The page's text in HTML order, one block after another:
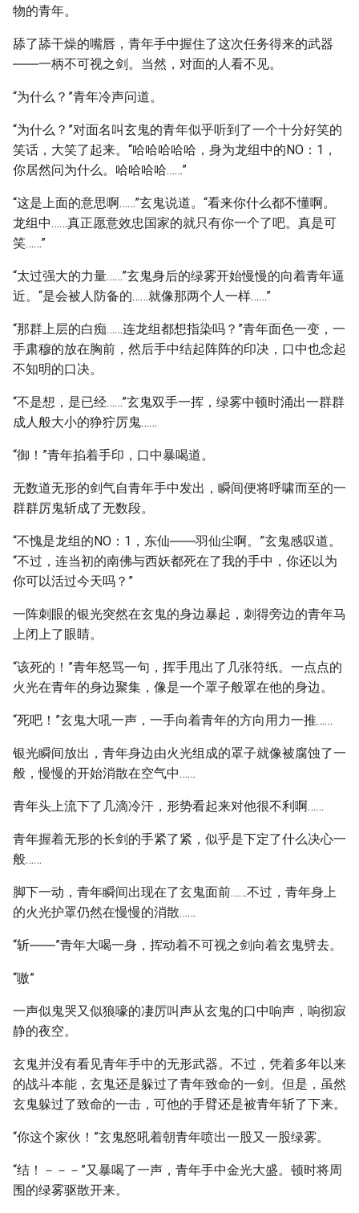
物的青年。
舔了舔干燥的嘴唇，青年手中握住了这次任务得来的武器
――一柄不可视之剑。当然，对面的人看不见。
“为什么？”青年冷声问道。
“为什么？”对面名叫玄鬼的青年似乎听到了一个十分好笑的
笑话，大笑了起来。“哈哈哈哈哈，身为龙组中的NO：1，
你居然问为什么。哈哈哈哈……”
“这是上面的意思啊……”玄鬼说道。“看来你什么都不懂啊。
龙组中……真正愿意效忠国家的就只有你一个了吧。真是可
笑……”
“太过强大的力量……”玄鬼身后的绿雾开始慢慢的向着青年逼
近。“是会被人防备的……就像那两个人一样……”
“那群上层的白痴……连龙组都想指染吗？”青年面色一变，一
手肃穆的放在胸前，然后手中结起阵阵的印决，口中也念起
不知明的口决。
“不是想，是已经……”玄鬼双手一挥，绿雾中顿时涌出一群群
成人般大小的狰狞厉鬼……
“御！”青年掐着手印，口中暴喝道。
无数道无形的剑气自青年手中发出，瞬间便将呼啸而至的一
群群厉鬼斩成了无数段。
“不愧是龙组的NO：1，东仙――羽仙尘啊。”玄鬼感叹道。
“不过，连当初的南佛与西妖都死在了我的手中，你还以为
你可以活过今天吗？”
一阵刺眼的银光突然在玄鬼的身边暴起，刺得旁边的青年马
上闭上了眼睛。
“该死的！”青年怒骂一句，挥手甩出了几张符纸。一点点的
火光在青年的身边聚集，像是一个罩子般罩在他的身边。
“死吧！”玄鬼大吼一声，一手向着青年的方向用力一推……
银光瞬间放出，青年身边由火光组成的罩子就像被腐蚀了一
般，慢慢的开始消散在空气中……
青年头上流下了几滴冷汗，形势看起来对他很不利啊……
青年握着无形的长剑的手紧了紧，似乎是下定了什么决心一
般……
脚下一动，青年瞬间出现在了玄鬼面前……不过，青年身上
的火光护罩仍然在慢慢的消散……
“斩――”青年大喝一身，挥动着不可视之剑向着玄鬼劈去。
“嗷”
一声似鬼哭又似狼嚎的凄厉叫声从玄鬼的口中响声，响彻寂
静的夜空。
玄鬼并没有看见青年手中的无形武器。不过，凭着多年以来
的战斗本能，玄鬼还是躲过了青年致命的一剑。但是，虽然
玄鬼躲过了致命的一击，可他的手臂还是被青年斩了下来。
“你这个家伙！”玄鬼怒吼着朝青年喷出一股又一股绿雾。
“结！－－－”又暴喝了一声，青年手中金光大盛。顿时将周
围的绿雾驱散开来。